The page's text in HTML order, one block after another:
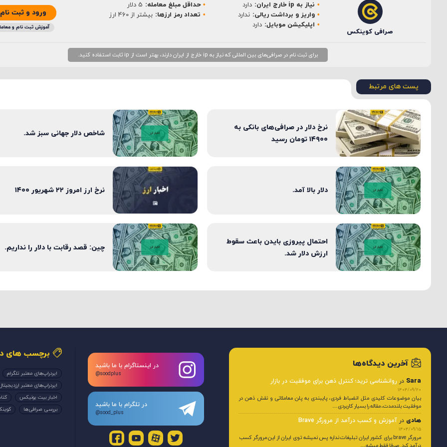
صرافی کوینکس
نیاز به ip خارج ایران:
دارد
واریز و برداشت ریالی: ندارد
اپلیکیشن موبایل: دارد
حداقل مبلغ معامله: 5 دلار
تعداد رمز ارزها: بیشتر از 460 ارز ورود و ثبت نام
آموزش ثبت نام و
برای ثبت نام در صرافی‌های بین المللی که نیاز به ip خارج از ایران دارند، بهتر است از ip ثابت استفاده کنید.
پست های مرتبط
نرخ دلار در صرافی‌های بانکی به
۱۴۹۰۰ تومان رسید
شاخص دلار جهانی سبز شد.
دلار بالا آمد. نرخ ارز امروز ۲۲ شهریور ۱۴۰۰
احتمال پیروزی بایدن باعث سقوط
ارزش دلار شد.
چین: قصد رقابت با دلار را نداریم.
آخرین دیدگاه‌ها
Sara در روانشناسی ترید؛ کنترل ذهن برای موفقیت در بازار
1404/09/20
بیان موضوعات کلیدی مثل انضباط فردی، پایبندی به پلن معاملاتی و نقش ذهن در
موفقیت بلندمدت، مقاله را بسیار کاربردی…
هادی در آموزش و کسب درآمد از مرورگر Brave
1404/09/15
مرورگر brave برای کشور ایران تبلیغات نداره پس نمیشه توی ایران از این مرورگر کسب
در اینستاگرام با ما باشید
@soodplus
در تلگرام با ما باشید
@sood_plus
برچسب های
ایردراپ‌های معتبر تلگرام
ایردراپ‌های معتبر ارزدیجیتال
اخبار بیت یونیکس
بررسی صرافی‌ها